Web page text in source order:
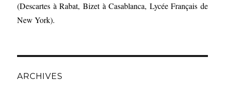
(Descartes à Rabat, Bizet à Casablanca, Lycée Français de
New York).
ARCHIVES